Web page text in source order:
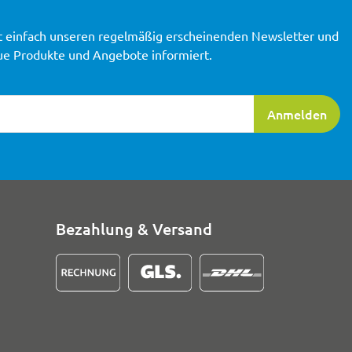
Anmelden
einfach unseren regelmäßig erscheinenden Newsletter und
Produkte und Angebote informiert.
Bezahlung & Versand